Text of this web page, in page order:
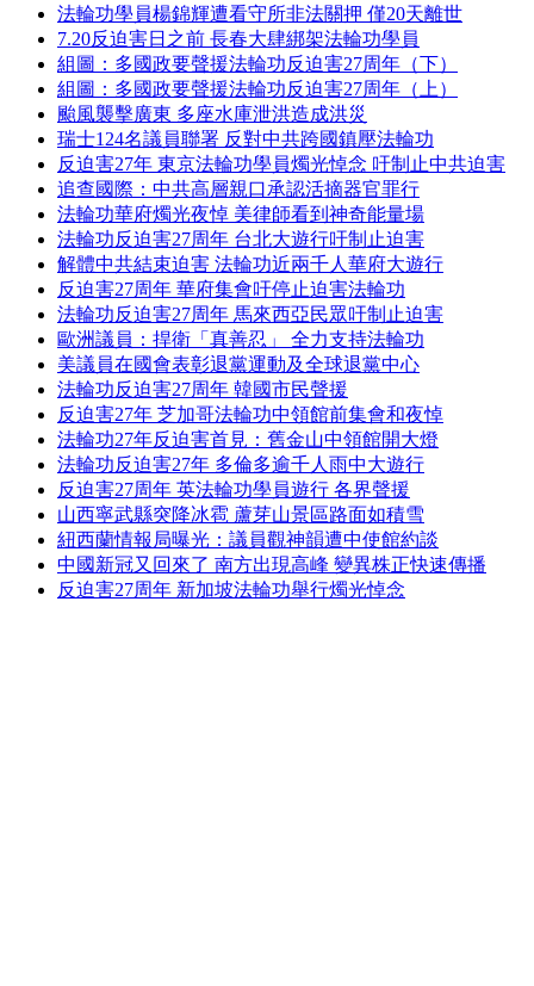
法輪功學員楊錦輝遭看守所非法關押 僅20天離世
7.20反迫害日之前 長春大肆綁架法輪功學員
組圖：多國政要聲援法輪功反迫害27周年（下）
組圖：多國政要聲援法輪功反迫害27周年（上）
颱風襲擊廣東 多座水庫泄洪造成洪災
瑞士124名議員聯署 反對中共跨國鎮壓法輪功
反迫害27年 東京法輪功學員燭光悼念 吁制止中共迫害
追查國際：中共高層親口承認活摘器官罪行
法輪功華府燭光夜悼 美律師看到神奇能量場
法輪功反迫害27周年 台北大遊行吁制止迫害
解體中共結束迫害 法輪功近兩千人華府大遊行
反迫害27周年 華府集會吁停止迫害法輪功
法輪功反迫害27周年 馬來西亞民眾吁制止迫害
歐洲議員：捍衛「真善忍」 全力支持法輪功
美議員在國會表彰退黨運動及全球退黨中心
法輪功反迫害27周年 韓國市民聲援
反迫害27年 芝加哥法輪功中領館前集會和夜悼
法輪功27年反迫害首見：舊金山中領館開大燈
法輪功反迫害27年 多倫多逾千人雨中大遊行
反迫害27周年 英法輪功學員遊行 各界聲援
山西寧武縣突降冰雹 蘆芽山景區路面如積雪
紐西蘭情報局曝光：議員觀神韻遭中使館約談
中國新冠又回來了 南方出現高峰 變異株正快速傳播
反迫害27周年 新加坡法輪功舉行燭光悼念